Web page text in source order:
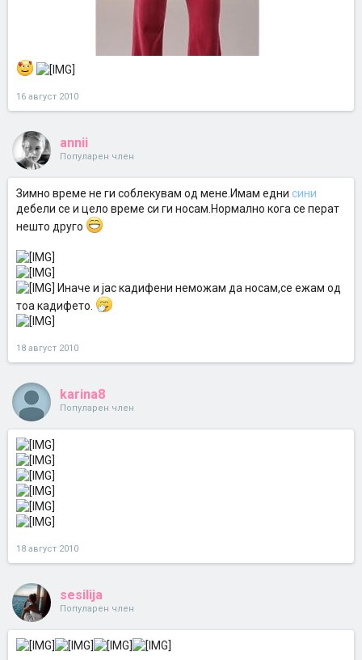
16 август 2010
annii
Популарен член
Зимно време не ги соблекувам од мене.Имам едни сини
дебели се и цело време си ги носам.Нормално кога се перат
нешто друго
Иначе и јас кадифени неможам да носам,се ежам од
тоа кадифето.
18 август 2010
karina8
Популарен член
18 август 2010
sesilija
Популарен член